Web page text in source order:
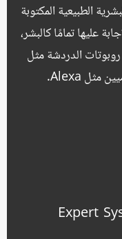
الطبيعية المكتوبة
عليها تمامًا كالبشر،
الدردشة مثل